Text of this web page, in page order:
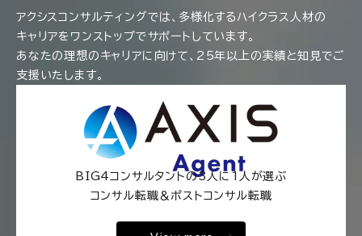
アクシスコンサルティングでは、多様化するハイクラス人材の
キャリアをワンストップでサポートしています。
あなたの理想のキャリアに向けて、25年以上の実績と知見でご
支援いたします。
BIG4コンサルタントの3人に1人が選ぶ
コンサル転職＆ポストコンサル転職